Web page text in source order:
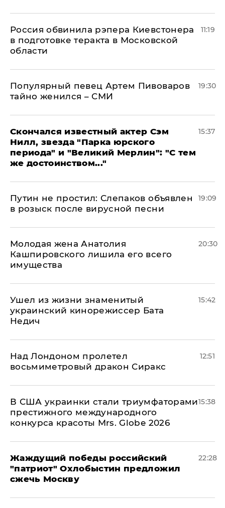
Россия обвинила рэпера Киевстонера
в подготовке теракта в Московской
области
11:19
Популярный певец Артем Пивоваров
тайно женился – СМИ
19:30
Скончался известный актер Сэм
Нилл, звезда "Парка юрского
периода" и "Великий Мерлин": "С тем
же достоинством..."
15:37
Путин не простил: Слепаков объявлен
в розыск после вирусной песни
19:09
Молодая жена Анатолия
Кашпировского лишила его всего
имущества
20:30
Ушел из жизни знаменитый
украинский кинорежиссер Бата
Недич
15:42
Над Лондоном пролетел
восьмиметровый дракон Сиракс
12:51
В США украинки стали триумфаторами
престижного международного
конкурса красоты Mrs. Globe 2026
15:38
Жаждущий победы российский
"патриот" Охлобыстин предложил
сжечь Москву
22:28